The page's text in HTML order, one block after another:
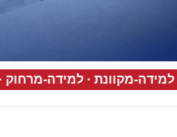
למידה-מקוונת · למידה-מרחוק ·